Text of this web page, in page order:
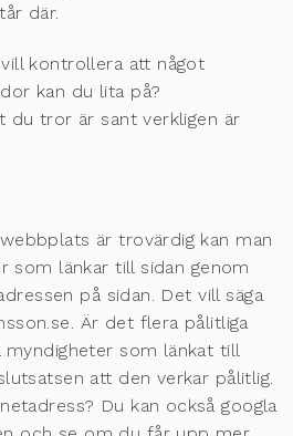
där.
kontrollera att något
kan du lita på?
du tror är sant verkligen är
är trovärdig kan man
som länkar till sidan genom
på sidan. Det vill säga
Är det flera pålitliga
som länkat till
att den verkar pålitlig.
Du kan också googla